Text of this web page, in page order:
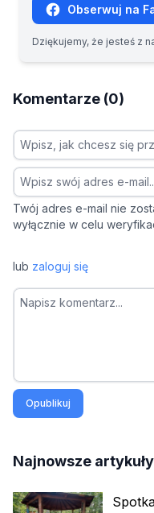
Obserwuj na
Dziękujemy, że jesteś z
Komentarze (0)
Twój adres e-mail nie
wyłącznie w celu
lub zaloguj się
Opublikuj
Najnowsze artykuły